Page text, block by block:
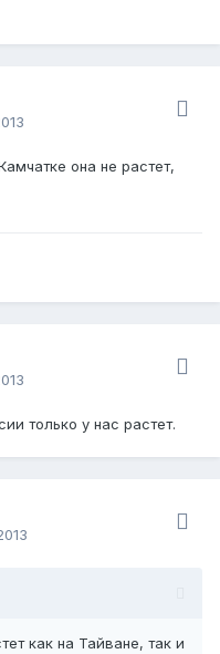
она не растет,
только у нас растет.
как на Тайване, так и